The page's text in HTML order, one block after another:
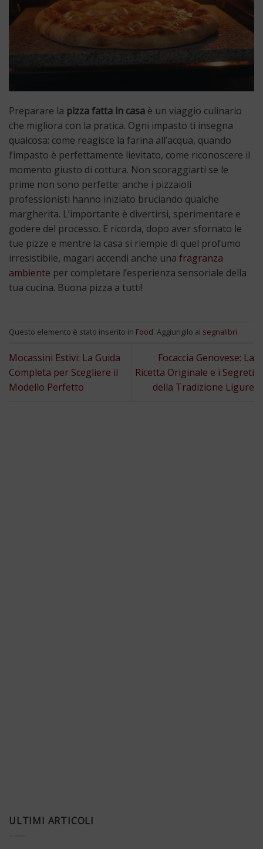
Preparare la pizza fatta in casa è un viaggio culinario
che migliora con la pratica. Ogni impasto ti insegna
qualcosa: come reagisce la farina all’acqua, quando
l’impasto è perfettamente lievitato, come riconoscere il
momento giusto di cottura. Non scoraggiarti se le
prime non sono perfette: anche i pizzaioli
professionisti hanno iniziato bruciando qualche
margherita. L’importante è divertirsi, sperimentare e
godere del processo. E ricorda, dopo aver sfornato le
tue pizze e mentre la casa si riempie di quel profumo
irresistibile, magari accendi anche una fragranza
ambiente per completare l’esperienza sensoriale della
tua cucina. Buona pizza a tutti!
Questo elemento è stato inserito in Food. Aggiungilo ai segnalibri.
Mocassini Estivi: La Guida
Completa per Scegliere il
Modello Perfetto
Focaccia Genovese: La
Ricetta Originale e i Segreti
della Tradizione Ligure
ULTIMI ARTICOLI